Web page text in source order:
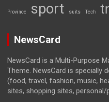
Province sport suits Tech
NewsCard
NewsCard is a Multi-Purpose
Theme. NewsCard is specially
(food, travel, fashion, music,
sites, shopping sites,